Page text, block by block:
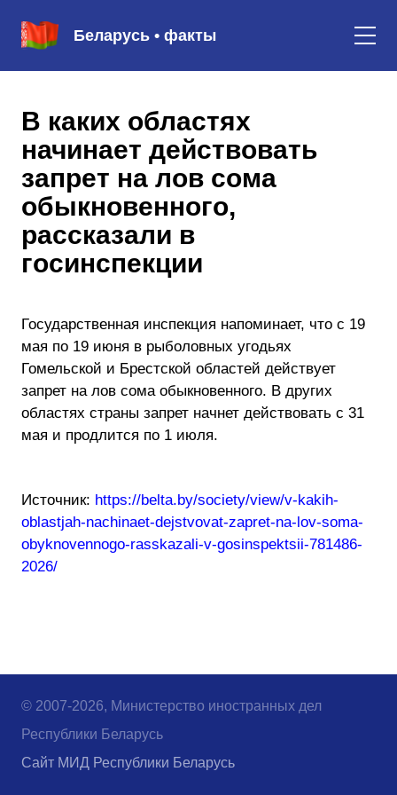
Беларусь • факты
В каких областях
начинает действовать
запрет на лов сома
обыкновенного,
рассказали в
госинспекции
Государственная инспекция напоминает, что с 19
мая по 19 июня в рыболовных угодьях
Гомельской и Брестской областей действует
запрет на лов сома обыкновенного. В других
областях страны запрет начнет действовать с 31
мая и продлится по 1 июля.
Источник: https://belta.by/society/view/v-kakih-
oblastjah-nachinaet-dejstvovat-zapret-na-lov-soma-
obyknovennogo-rasskazali-v-gosinspektsii-781486-
2026/
© 2007-2026, Министерство иностранных дел
Республики Беларусь
Сайт МИД Республики Беларусь